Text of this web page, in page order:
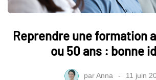
Reprendre une formation
ou 50 ans : bonne
parAnna 11 juin